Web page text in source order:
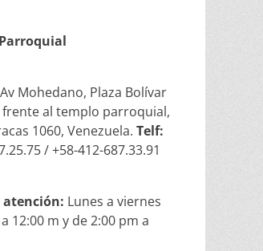
Av Mohedano, Plaza Bolívar
frente al templo parroquial,
1060, Venezuela. Telf:
/ +58-412-687.33.91
atención: Lunes a viernes
12:00 m y de 2:00 pm a